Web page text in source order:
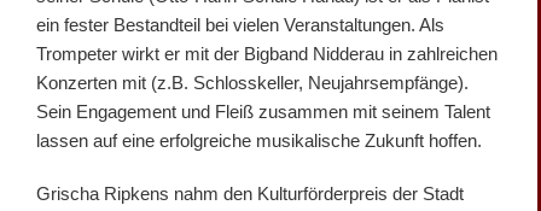
ein fester Bestandteil bei vielen Veranstaltungen. Als
Trompeter wirkt er mit der Bigband Nidderau in zahlreichen
Konzerten mit (z.B. Schlosskeller, Neujahrsempfänge).
Sein Engagement und Fleiß zusammen mit seinem Talent
lassen auf eine erfolgreiche musikalische Zukunft hoffen.
Grischa Ripkens nahm den Kulturförderpreis der Stadt